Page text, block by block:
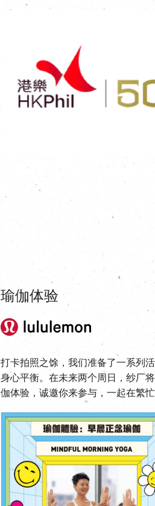
瑜伽体验
打卡拍照之馀，我们准备了一系列
身心平衡。在未来两个周日，纱厂
伽体验，诚邀你来参与，一起在繁